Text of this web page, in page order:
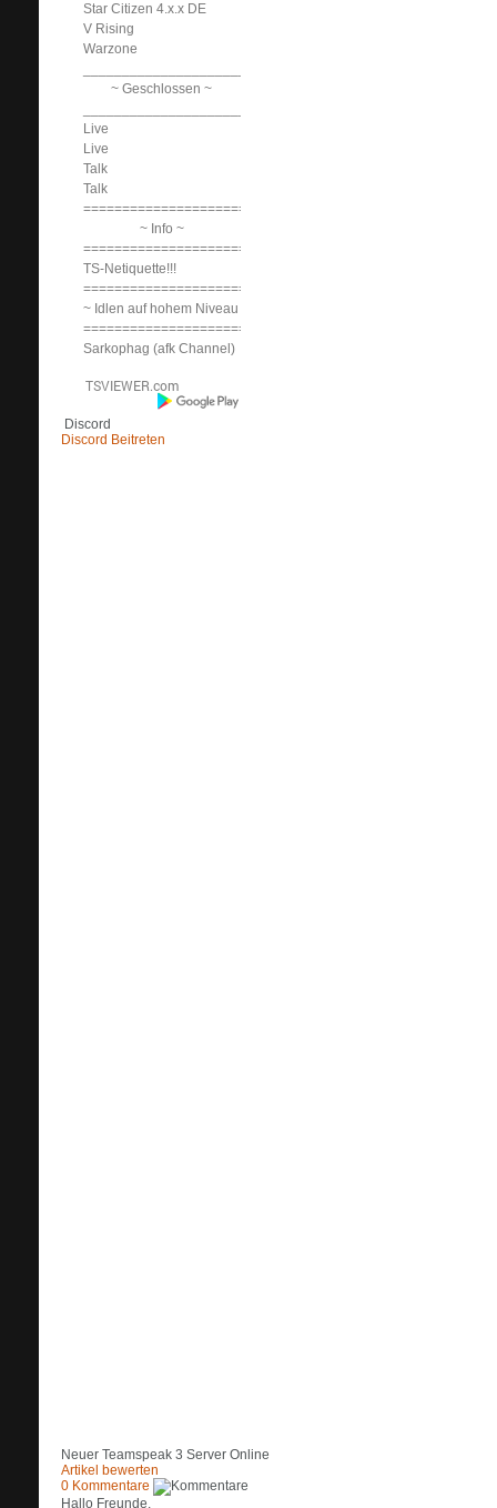
Star Citizen 4.x.x DE
V Rising
Warzone
~ Geschlossen ~
Live
Live
Talk
Talk
==============================
~ Info ~
==============================
TS-Netiquette!!!
==============================
~ Idlen auf hohem Niveau ~
==============================
Sarkophag (afk Channel)
Discord
Discord Beitreten
Neuer Teamspeak 3 Server Online
Artikel bewerten
0 Kommentare
Hallo Freunde,